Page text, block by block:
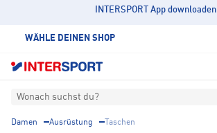
INTERSPORT App downloaden
WÄHLE DEINEN SHOP
Wonach suchst du?
Damen Ausrüstung Taschen